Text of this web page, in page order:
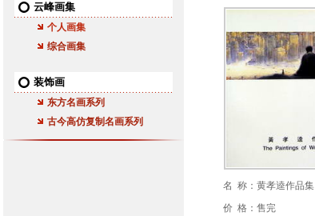
云峰画集
个人画集
综合画集
装饰画
东方名画系列
古今高仿复制名画系列
名 称：黄孝逵作品集
价 格：售完